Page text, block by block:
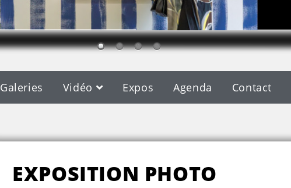
Galeries Vidéo Expos Agenda Contact
EXPOSITION PHOTO